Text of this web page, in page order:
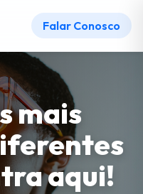
Falar Conosco
mais
aqui!